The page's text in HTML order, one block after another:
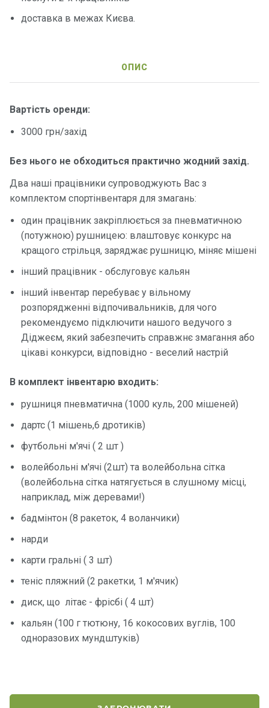
доставка в межах Києва.
ОПИС
Вартість оренди:
3000 грн/захід
Без нього не обходиться практично жодний захід.
Два наші працівники супроводжують Вас з
комплектом спортінвентаря для змагань:
один працівник закріплюється за пневматичною
(потужною) рушницею: влаштовує конкурс на
кращого стрільця, заряджає рушницю, міняє мішені
інший працівник - обслуговує кальян
інший інвентар перебуває у вільному
розпорядженні відпочивальників, для чого
рекомендуємо підключити нашого ведучого з
Діджеєм, який забезпечить справжнє змагання або
цікаві конкурси, відповідно - веселий настрій
В комплект інвентарю входить:
рушниця пневматична (1000 куль, 200 мішеней)
дартс (1 мішень,6 дротиків)
футбольні м'ячі ( 2 шт )
волейбольні м'ячі (2шт) та волейбольна сітка
(волейбольна сітка натягується в слушному місці,
наприклад, між деревами!)
бадмінтон (8 ракеток, 4 воланчики)
нарди
карти гральні ( 3 шт)
теніс пляжний (2 ракетки, 1 м'ячик)
диск, що літає - фрісбі ( 4 шт)
кальян (100 г тютюну, 16 кокосових вуглів, 100
одноразових мундштуків)
х
т
р
Про
нас
Програ
ми
відпочи
нку
Подару
нкові
сертифі
кати
Розваг
Річкові
прогул
янки
Відгуки
Контакт
и